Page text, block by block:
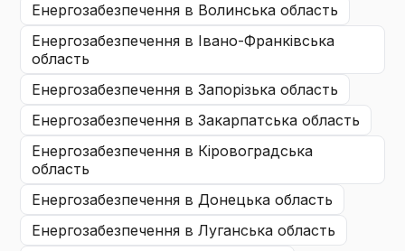
енергозабезпечення в Волинська область
енергозабезпечення в Івано-Франківська
область
енергозабезпечення в Запорізька область
енергозабезпечення в Закарпатська область
енергозабезпечення в Кіровоградська
область
енергозабезпечення в Донецька область
енергозабезпечення в Луганська область